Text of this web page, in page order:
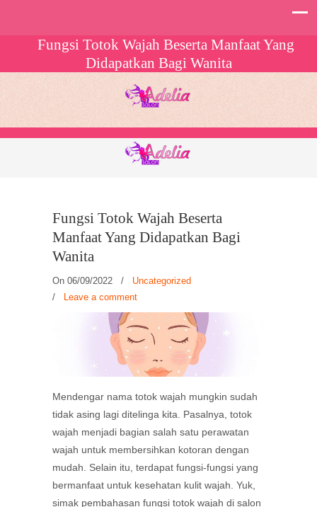
Fungsi Totok Wajah Beserta Manfaat Yang
Didapatkan Bagi Wanita
Fungsi Totok Wajah Beserta
Manfaat Yang Didapatkan Bagi
Wanita
On 06/09/2022 /
Uncategorized
/
Leave a comment
Mendengar nama totok wajah mungkin sudah
tidak asing lagi ditelinga kita. Pasalnya, totok
wajah menjadi bagian salah satu perawatan
wajah untuk membersihkan kotoran dengan
mudah. Selain itu, terdapat fungsi-fungsi yang
bermanfaat untuk kesehatan kulit wajah. Yuk,
simak pembahasan fungsi totok wajah di salon